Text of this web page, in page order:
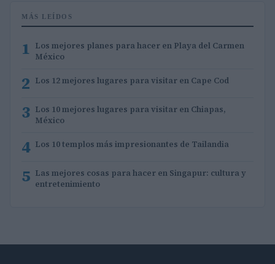
MÁS LEÍDOS
1 Los mejores planes para hacer en Playa del Carmen
México
2 Los 12 mejores lugares para visitar en Cape Cod
3 Los 10 mejores lugares para visitar en Chiapas,
México
4 Los 10 templos más impresionantes de Tailandia
5 Las mejores cosas para hacer en Singapur: cultura y
entretenimiento